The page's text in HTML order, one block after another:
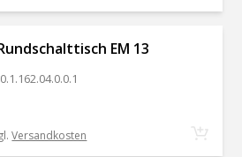
EM 13
Versandkosten